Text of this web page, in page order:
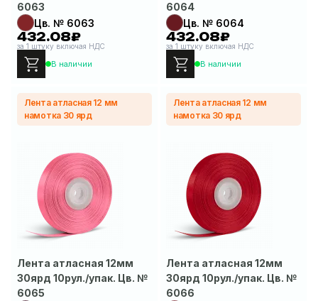
6063
Цв. № 6063
432.08₽
за 1 штуку включая НДС
В наличии
6064
Цв. № 6064
432.08₽
за 1 штуку включая НДС
В наличии
Лента атласная 12 мм
намотка 30 ярд
Лента атласная 12мм
30ярд 10рул./упак. Цв. №
6065
Лента атласная 12 мм
намотка 30 ярд
Лента атласная 12мм
30ярд 10рул./упак. Цв. №
6066